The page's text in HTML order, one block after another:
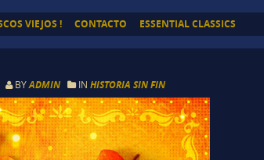
VIEJOS ! CONTACTO ESSENTIAL CLASSICS
BYADMIN INHISTORIA SIN FIN